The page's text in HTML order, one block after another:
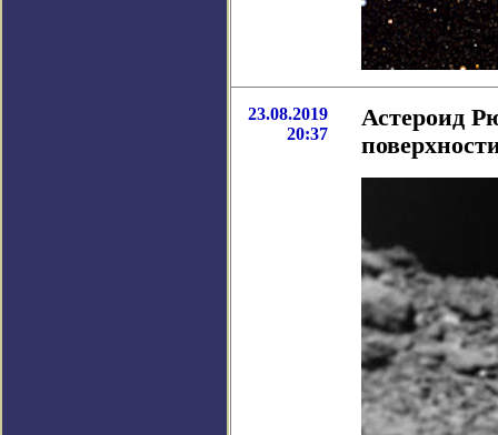
23.08.2019
20:37
Астероид